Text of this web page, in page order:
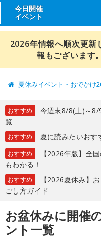
今日開催
イベント
2026年情報へ順次更新
報もございます
夏休みイベント・おでかけ
おすすめ
今週末8/8(土)～8/
覧
おすすめ 夏に読みたいおす
おすすめ
【2026年版】全
もわかる！
おすすめ
【2026夏休み】
ごし方ガイド
お盆休みに開催
ント一覧